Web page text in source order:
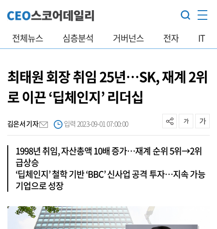
전체뉴스 심층분석 거버넌스 전자 IT
최태원 회장 취임 25년…SK, 재계 2위
로 이끈 ‘딥체인지’ 리더십
김은서 기자 입력 2023-09-01 07:00:00
1998년 취임, 자산총액 10배 증가…재계 순위 5위→2위
급상승
‘딥체인지’ 철학 기반 ‘BBC’ 신사업 공격 투자…지속 가능
기업으로 성장